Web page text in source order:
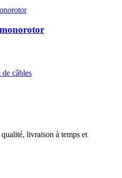
livraison à temps et